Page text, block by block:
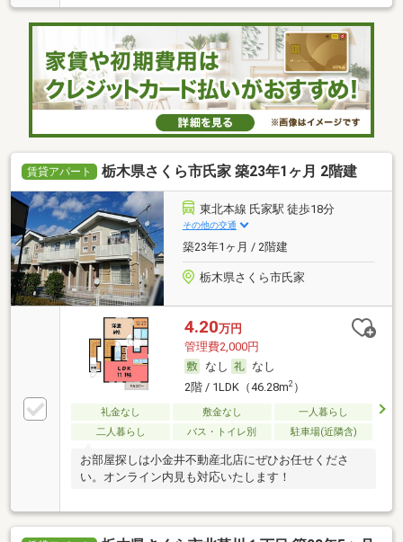
賃貸アパート 栃木県さくら市氏家 築23年1ヶ月 2階建
東北本線 氏家駅 徒歩18分
その他の交通
築23年1ヶ月 / 2階建
栃木県さくら市氏家
4.20万円
管理費2,000円
なし
なし
2階 / 1LDK（46.28m2）
礼金なし 敷金なし
一人暮らし
二人暮らし
バス・トイレ別 駐車場(近隣含)
お部屋探しは小金井不動産北店にぜひお任せくださ
い。オンライン内見も対応いたします！